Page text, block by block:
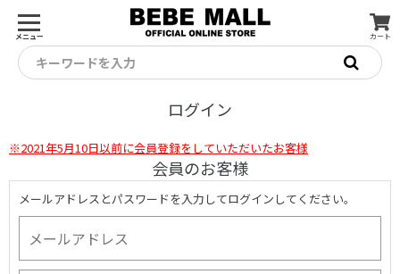
メニュー カート
キーワードを入力
ログイン
※2021年5月10日以前に会員登録をしていただいたお客様
会員のお客様
メールアドレスとパスワードを入力してログインしてください。